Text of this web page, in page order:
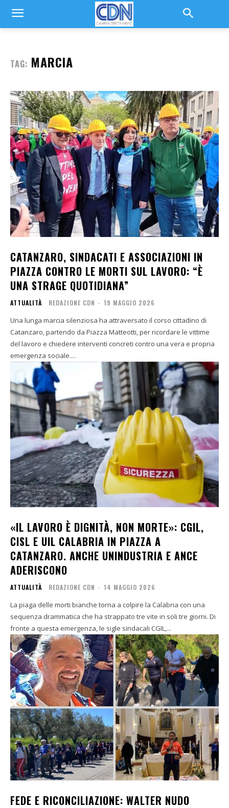
TAG: MARCIA
CATANZARO, SINDACATI E ASSOCIAZIONI IN
PIAZZA CONTRO LE MORTI SUL LAVORO: “È
UNA STRAGE QUOTIDIANA”
ATTUALITÀ REDAZIONE CDN - 19 MAGGIO 2026
Una lunga marcia silenziosa ha attraversato il corso cittadino di
Catanzaro, partendo da Piazza Matteotti, per ricordare le vittime
del lavoro e chiedere interventi concreti contro una vera e propria
emergenza sociale....
«IL LAVORO È DIGNITÀ, NON MORTE»: CGIL,
CISL E UIL CALABRIA IN PIAZZA A
CATANZARO. ANCHE UNINDUSTRIA E ANCE
ADERISCONO
ATTUALITÀ REDAZIONE CDN - 14 MAGGIO 2026
La piaga delle morti bianche torna a colpire la Calabria con una
sequenza drammatica che ha strappato tre vite in soli tre giorni. Di
fronte a questa emergenza, le sigle sindacali CGIL,...
FEDE E RICONCILIAZIONE: WALTER NUDO